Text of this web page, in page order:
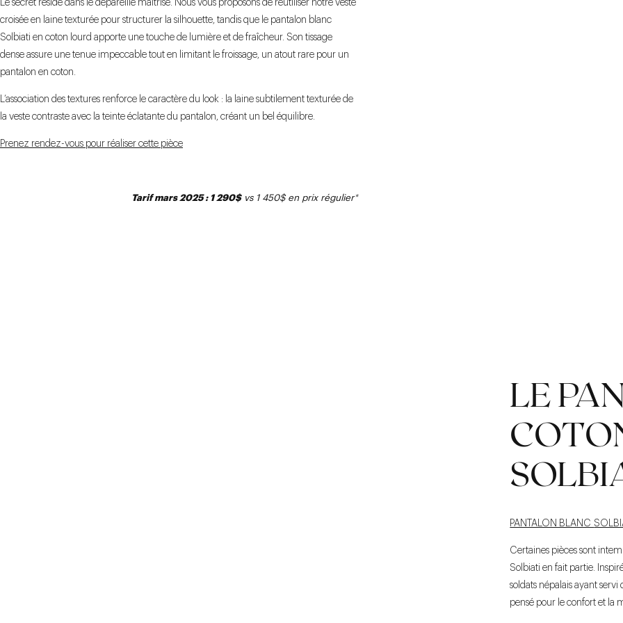
Le secret réside dans le dépareillé maîtrisé. Nous vous proposons de réutiliser notre veste
croisée en laine texturée pour structurer la silhouette, tandis que le pantalon blanc
Solbiati en coton lourd apporte une touche de lumière et de fraîcheur. Son tissage
dense assure une tenue impeccable tout en limitant le froissage, un atout rare pour un
pantalon en coton.
L’association des textures renforce le caractère du look : la laine subtilement texturée de
la veste contraste avec la teinte éclatante du pantalon, créant un bel équilibre.
Prenez rendez-vous pour réaliser cette pièce
Tarif mars 2025 : 1 290$vs 1 450$ en prix régulier*
LE
PANTALON BLANC
Certaines pièces sont
Solbiati en fait partie.
soldats népalais ayant servi
pensé pour le confort et la